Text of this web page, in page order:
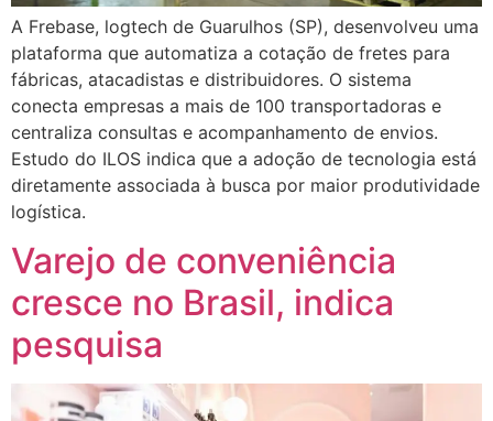
A Frebase, logtech de Guarulhos (SP), desenvolveu uma
plataforma que automatiza a cotação de fretes para
fábricas, atacadistas e distribuidores. O sistema
conecta empresas a mais de 100 transportadoras e
centraliza consultas e acompanhamento de envios.
Estudo do ILOS indica que a adoção de tecnologia está
diretamente associada à busca por maior produtividade
logística.
Varejo de conveniência
cresce no Brasil, indica
pesquisa